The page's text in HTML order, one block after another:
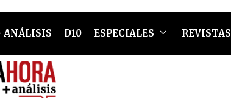
ANÁLISIS D10 ESPECIALES REVISTAS